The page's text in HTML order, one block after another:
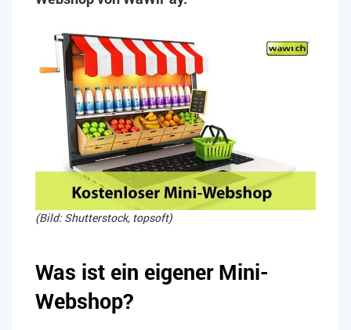
(Bild: Shutterstock, topsoft)
Was ist ein eigener Mini-
Webshop?